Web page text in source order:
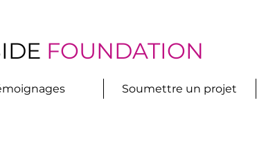
FOUNDATION
Soumettre un projet